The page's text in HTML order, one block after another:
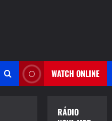
WATCH ONLINE
RÁDIO